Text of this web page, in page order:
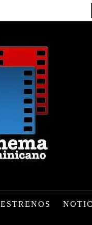
ESTRENOS